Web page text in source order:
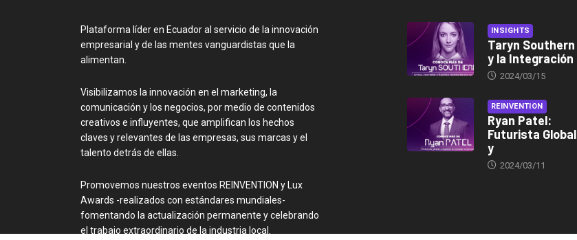
Plataforma líder en Ecuador al servicio de la innovación
empresarial y de las mentes vanguardistas que la
alimentan.
Visibilizamos la innovación en el marketing, la
comunicación y los negocios, por medio de contenidos
creativos e influyentes, que amplifican los hechos
claves y relevantes de las empresas, sus marcas y el
talento detrás de ellas.
Promovemos nuestros eventos REINVENTION y Lux
Awards -realizados con estándares mundiales-
fomentando la actualización permanente y celebrando
el trabajo extraordinario de la industria local.
INSIGHTS
Taryn Southern
y la Integración
2024/03/15
REINVENTION
Ryan Patel:
Futurista Global
y
2024/03/11